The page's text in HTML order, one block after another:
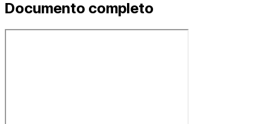
Documento completo